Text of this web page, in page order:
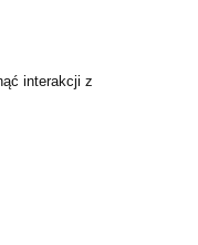
interakcji z